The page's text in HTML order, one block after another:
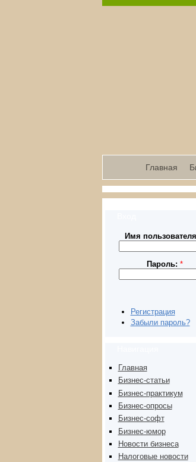
Главная
Имя
Пароль: *
Регистрация
Забыли пароль?
Главная
Бизнес-статьи
Бизнес-практикум
Бизнес-опросы
Бизнес-софт
Бизнес-юмор
Новости бизнеса
Налоговые новости